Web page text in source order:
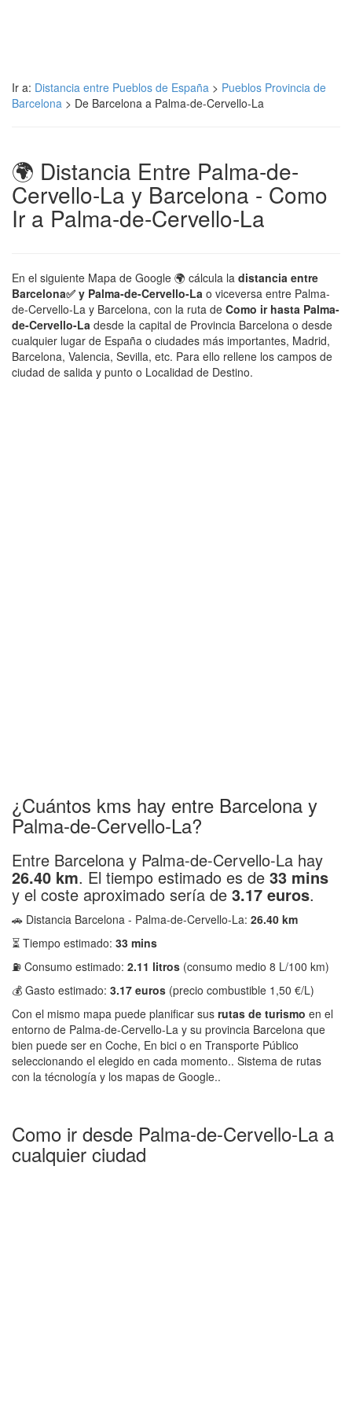
Ir a: Distancia entre Pueblos de España > Pueblos Provincia de
Barcelona > De Barcelona a Palma-de-Cervello-La
🌍 Distancia Entre Palma-de-
Cervello-La y Barcelona - Como
Ir a Palma-de-Cervello-La
En el siguiente Mapa de Google 🌍 cálcula la distancia entre
Barcelona✅ y Palma-de-Cervello-La o viceversa entre Palma-
de-Cervello-La y Barcelona, con la ruta de Como ir hasta Palma-
de-Cervello-La desde la capital de Provincia Barcelona o desde
cualquier lugar de España o ciudades más importantes, Madrid,
Barcelona, Valencia, Sevilla, etc. Para ello rellene los campos de
ciudad de salida y punto o Localidad de Destino.
¿Cuántos kms hay entre Barcelona y
Palma-de-Cervello-La?
Entre Barcelona y Palma-de-Cervello-La hay
26.40 km. El tiempo estimado es de 33 mins
y el coste aproximado sería de 3.17 euros.
🚗 Distancia Barcelona - Palma-de-Cervello-La: 26.40 km
⏳ Tiempo estimado: 33 mins
⛽ Consumo estimado: 2.11 litros (consumo medio 8 L/100 km)
💰 Gasto estimado: 3.17 euros (precio combustible 1,50 €/L)
Con el mismo mapa puede planificar sus rutas de turismo en el
entorno de Palma-de-Cervello-La y su provincia Barcelona que
bien puede ser en Coche, En bici o en Transporte Público
seleccionando el elegido en cada momento.. Sistema de rutas
con la técnología y los mapas de Google..
Como ir desde Palma-de-Cervello-La a
cualquier ciudad